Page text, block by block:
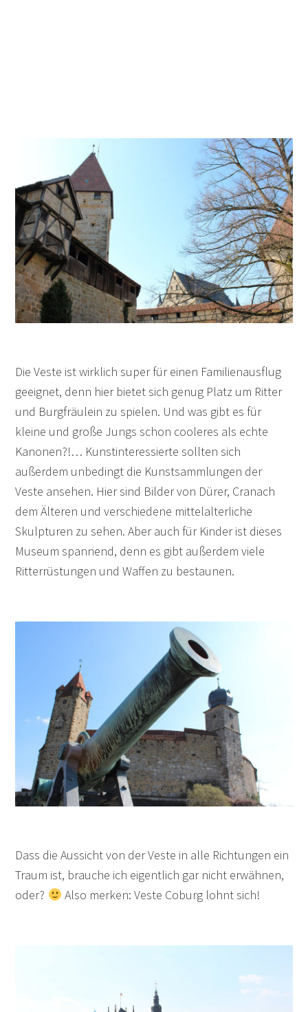
Die Veste ist wirklich super für einen Familienausflug
geeignet, denn hier bietet sich genug Platz um Ritter
und Burgfräulein zu spielen. Und was gibt es für
kleine und große Jungs schon cooleres als echte
Kanonen?!… Kunstinteressierte sollten sich
außerdem unbedingt die Kunstsammlungen der
Veste ansehen. Hier sind Bilder von Dürer, Cranach
dem Älteren und verschiedene mittelalterliche
Skulpturen zu sehen. Aber auch für Kinder ist dieses
Museum spannend, denn es gibt außerdem viele
Ritterrüstungen und Waffen zu bestaunen.
Dass die Aussicht von der Veste in alle Richtungen ein
Traum ist, brauche ich eigentlich gar nicht erwähnen,
oder?
Also merken: Veste Coburg lohnt sich!